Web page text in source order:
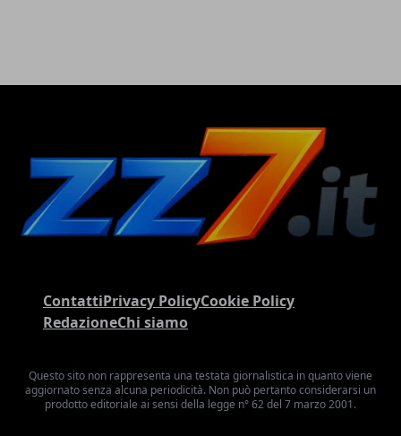
ContattiPrivacy PolicyCookie Policy
RedazioneChi siamo
Questo sito non rappresenta una testata giornalistica in quanto viene
aggiornato senza alcuna periodicità. Non può pertanto considerarsi un
prodotto editoriale ai sensi della legge n° 62 del 7 marzo 2001.